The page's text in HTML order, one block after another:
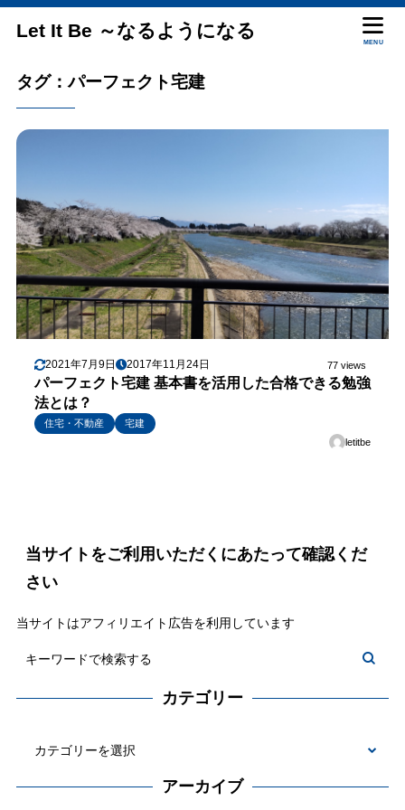
Let It Be ～なるようになる
MENU
タグ：パーフェクト宅建
2021年7月9日 2017年11月24日 77 views
パーフェクト宅建 基本書を活用した合格できる勉強
法とは？
住宅・不動産
宅建
letitbe
当サイトをご利用いただくにあたって確認くだ
さい
当サイトはアフィリエイト広告を利用しています
カテゴリー
アーカイブ